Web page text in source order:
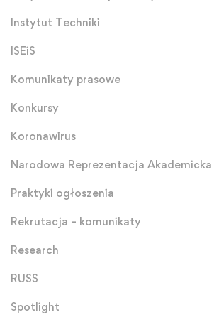
Instytut Techniki
ISEiS
Komunikaty prasowe
Konkursy
Koronawirus
Narodowa Reprezentacja Akademicka
Praktyki ogłoszenia
Rekrutacja – komunikaty
Research
RUSS
Spotlight